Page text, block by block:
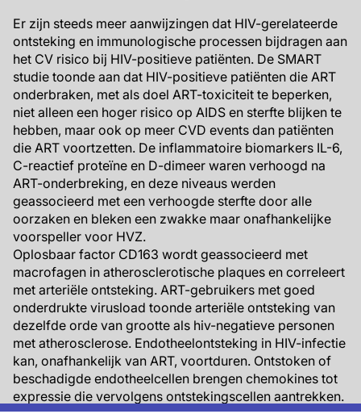
Er zijn steeds meer aanwijzingen dat HIV-gerelateerde
ontsteking en immunologische processen bijdragen aan
het CV risico bij HIV-positieve patiënten. De SMART
studie toonde aan dat HIV-positieve patiënten die ART
onderbraken, met als doel ART-toxiciteit te beperken,
niet alleen een hoger risico op AIDS en sterfte blijken te
hebben, maar ook op meer CVD events dan patiënten
die ART voortzetten. De inflammatoire biomarkers IL-6,
C-reactief proteïne en D-dimeer waren verhoogd na
ART-onderbreking, en deze niveaus werden
geassocieerd met een verhoogde sterfte door alle
oorzaken en bleken een zwakke maar onafhankelijke
voorspeller voor HVZ.
Oplosbaar factor CD163 wordt geassocieerd met
macrofagen in atherosclerotische plaques en correleert
met arteriële ontsteking. ART-gebruikers met goed
onderdrukte virusload toonde arteriële ontsteking van
dezelfde orde van grootte als hiv-negatieve personen
met atherosclerose. Endotheelontsteking in HIV-infectie
kan, onafhankelijk van ART, voortduren. Ontstoken of
beschadigde endotheelcellen brengen chemokines tot
expressie die vervolgens ontstekingscellen aantrekken.